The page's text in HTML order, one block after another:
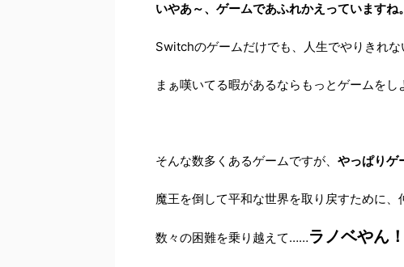
いやあ～、ゲームであふれかえっていますね。
Switchのゲームだけでも、人生でやりきれな
まぁ嘆いてる暇があるならもっとゲームをし
そんな数多くあるゲームですが、 やっぱりゲ
魔王を倒して平和な世界を取り戻すために、
数々の困難を乗り越えて……ラノベやん